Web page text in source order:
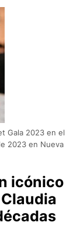
Gala 2023 en el
2023 en Nueva
icónico